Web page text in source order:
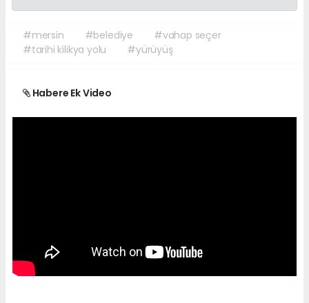
#mersin #belediye
#vahap seçer
#tarihi kilikya yolu
#yürüyüş
Habere Ek Video